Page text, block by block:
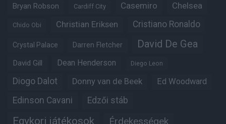
Bryan Robson Cardiff City Casemiro Chelsea
Chido Obi Christian Eriksen Cristiano Ronaldo
Crystal Palace Darren Fletcher David De Gea
David Gill Dean Henderson Diego Leon
Diogo Dalot Donny van de Beek Ed Woodward
Edinson Cavani Edzői stáb
Egykori játékosok Érdekességek